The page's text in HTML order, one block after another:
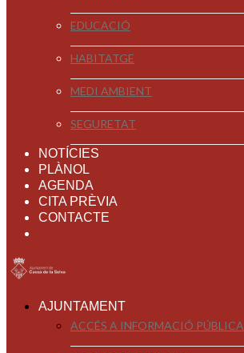
EDUCACIÓ
HABITATGE
MEDI AMBIENT
SEGURETAT
NOTÍCIES
PLÀNOL
AGENDA
CITA PRÈVIA
CONTACTE
AJUNTAMENT
ACCÉS A INFORMACIÓ PÚBLICA